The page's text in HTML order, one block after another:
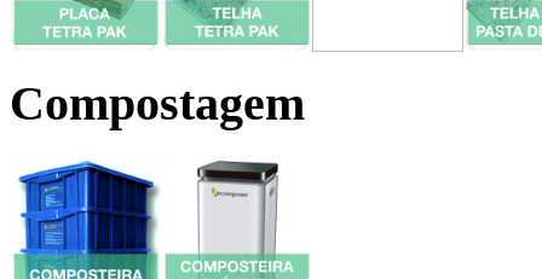
Compostagem